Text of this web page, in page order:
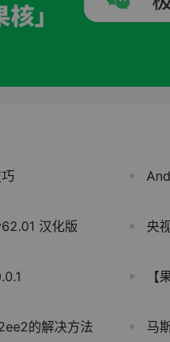
汉化版 央
【
的解决方法 马斯